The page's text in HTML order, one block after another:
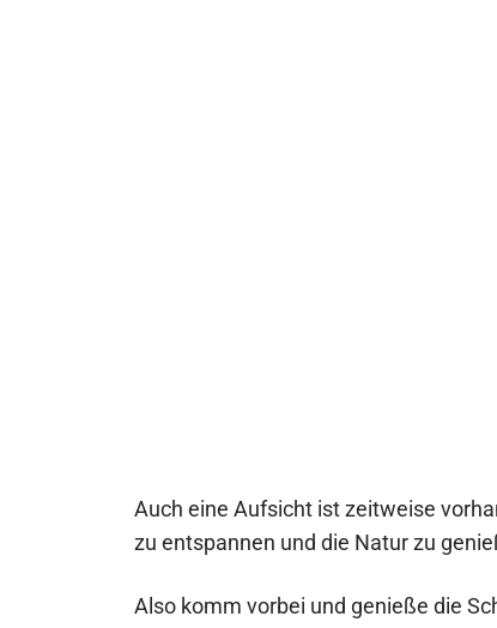
Auch eine Aufsicht ist zeitweise
zu entspannen und die Natur zu
Also komm vorbei und genieße die